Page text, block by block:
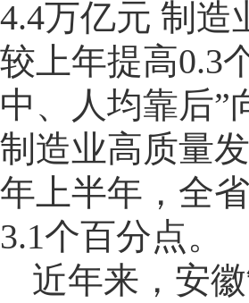
4.4万亿元 制造
较上年提高0.3
中、人均靠后”
制造业高质量
年上半年，全
3.1个百分点。
近年来，安